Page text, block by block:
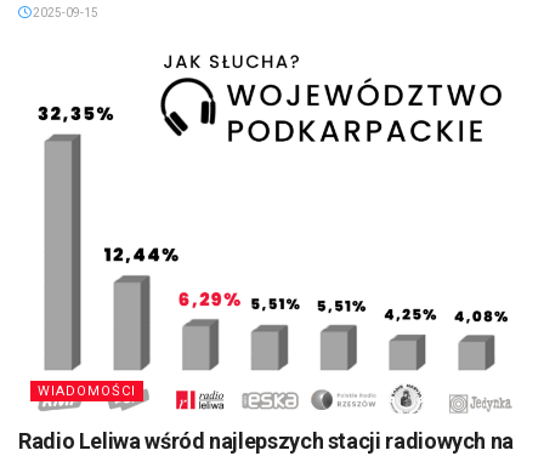
2025-09-15
WIADOMOŚCI
Radio Leliwa wśród najlepszych stacji radiowych na